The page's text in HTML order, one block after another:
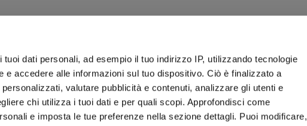
dati personali, ad esempio il tuo indirizzo IP, utilizzando tecnologie
e accedere alle informazioni sul tuo dispositivo. Ciò è finalizzato a
valutare pubblicità e contenuti, analizzare gli utenti e
chi utilizza i tuoi dati e per quali scopi. Approfondisci come
e imposta le tue preferenze nella sezione dettagli. Puoi modificare,